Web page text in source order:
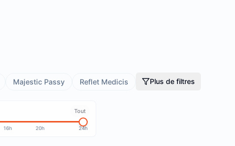
Tout
16h 20h 24h
Majestic Passy Reflet Medicis Plus de filtres